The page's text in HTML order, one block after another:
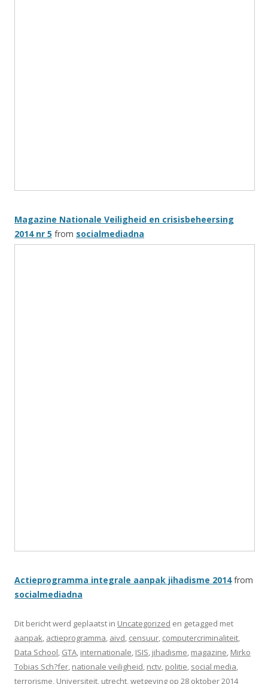
Magazine Nationale Veiligheid en crisisbeheersing
2014 nr 5 from socialmediadna
Actieprogramma integrale aanpak jihadisme 2014 from
socialmediadna
Dit bericht werd geplaatst in Uncategorized en getagged met
aanpak, actieprogramma, aivd, censuur, computercriminaliteit,
Data School, GTA, internationale, ISIS, jihadisme, magazine, Mirko
Tobias Sch?fer, nationale veiligheid, nctv, politie, social media,
terrorisme, Universiteit, utrecht,wetgeving op 28 oktober 2014